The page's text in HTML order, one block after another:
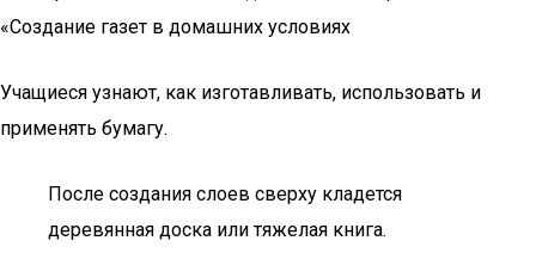
«Создание газет в домашних условиях
Учащиеся узнают, как изготавливать, использовать и
применять бумагу.
После создания слоев сверху кладется
деревянная доска или тяжелая книга.